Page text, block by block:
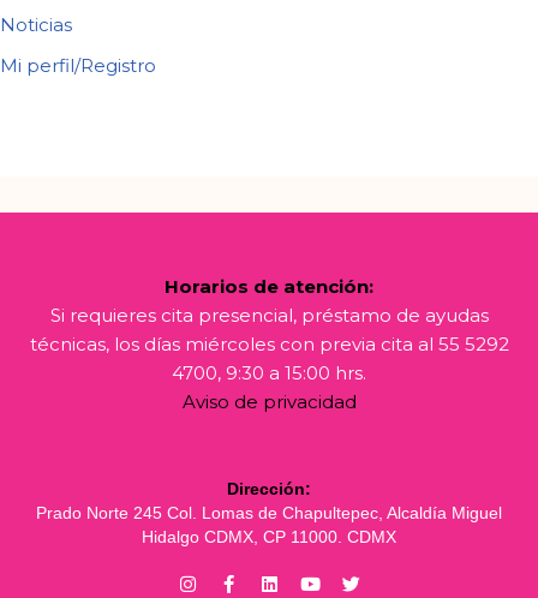
Noticias
Mi perfil/Registro
Horarios de atención:
Si requieres cita presencial, préstamo de ayudas
técnicas, los días miércoles con previa cita al 55 5292
4700, 9:30 a 15:00 hrs.
Aviso de privacidad
Dirección:
Prado Norte 245 Col. Lomas de Chapultepec, Alcaldía Miguel
Hidalgo CDMX, CP 11000. CDMX